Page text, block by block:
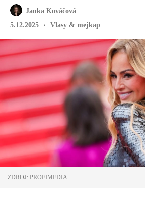
Janka Kováčová
5.12.2025
Vlasy & mejkap
ZDROJ: PROFIMEDIA